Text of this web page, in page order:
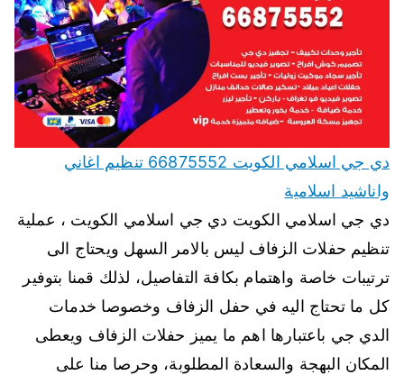
دي جي اسلامي الكويت 66875552 تنظيم اغاني
واناشيد اسلامية
دي جي اسلامي الكويت دي جي اسلامي الكويت ، عملية
تنظيم حفلات الزفاف ليس بالامر السهل ويحتاج الى
ترتيبات خاصة واهتمام بكافة التفاصيل، لذلك قمنا بتوفير
كل ما تحتاج اليه في حفل الزفاف وخصوصا خدمات
الدي جي باعتبارها اهم ما يميز حفلات الزفاف ويعطى
المكان البهجة والسعادة المطلوبة، وحرصا منا على